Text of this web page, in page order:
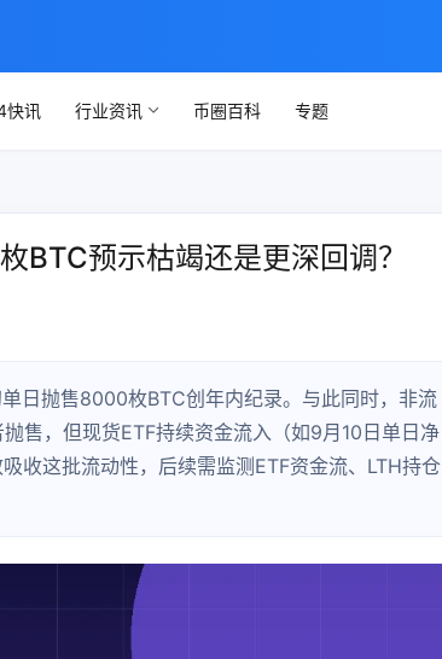
快讯 行业资讯 币圈百科 专题
BTC预示枯竭还是更深回调？
日抛售8000枚BTC创年内纪录。与此同时，非流
售，但现货ETF持续资金流入（如9月10日单日净
收这批流动性，后续需监测ETF资金流、LTH持仓